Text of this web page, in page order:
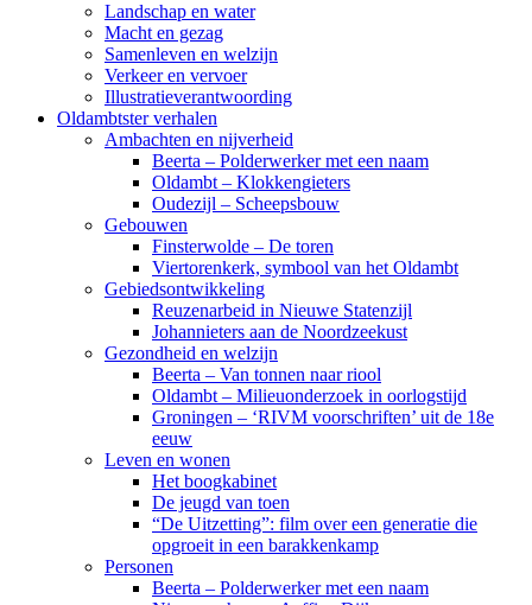
Landschap en water
Macht en gezag
Samenleven en welzijn
Verkeer en vervoer
Illustratieverantwoording
Oldambtster verhalen
Ambachten en nijverheid
Beerta – Polderwerker met een naam
Oldambt – Klokkengieters
Oudezijl – Scheepsbouw
Gebouwen
Finsterwolde – De toren
Viertorenkerk, symbool van het Oldambt
Gebiedsontwikkeling
Reuzenarbeid in Nieuwe Statenzijl
Johannieters aan de Noordzeekust
Gezondheid en welzijn
Beerta – Van tonnen naar riool
Oldambt – Milieuonderzoek in oorlogstijd
Groningen – ‘RIVM voorschriften’ uit de 18e
eeuw
Leven en wonen
Het boogkabinet
De jeugd van toen
“De Uitzetting”: film over een generatie die
opgroeit in een barakkenkamp
Personen
Beerta – Polderwerker met een naam